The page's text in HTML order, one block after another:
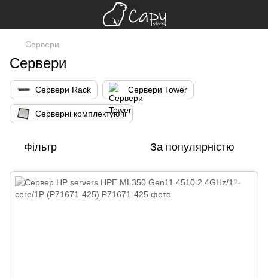
Сервери
Сервери
Сервери Rack Сервери Tower
Серверні комплектуючі
Фільтр За популярністю